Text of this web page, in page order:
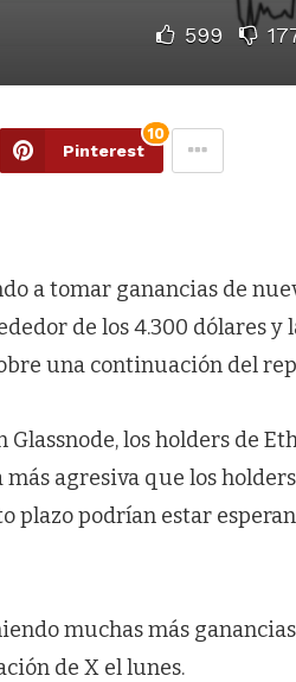
599
Pinterest
10
a tomar ganancias de
de los 4.300 dólares y
una continuación del
los holders de
agresiva que los
plazo podrían estar
muchas más
de X el lunes.